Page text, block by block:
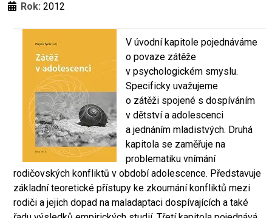
Rok: 2012
V úvodní kapitole pojednáváme
o povaze zátěže
v psychologickém smyslu.
Specificky uvažujeme
o zátěži spojené s dospíváním
v dětství a adolescenci
a jednáním mladistvých. Druhá
kapitola se zaměřuje na
problematiku vnímání
rodičovských konfliktů v období adolescence. Představuje
základní teoretické přístupy ke zkoumání konfliktů mezi
rodiči a jejich dopad na maladaptaci dospívajících a také